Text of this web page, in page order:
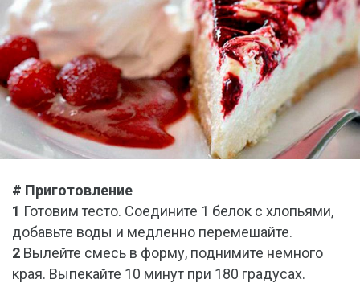
# Приготовление
1 Готовим тесто. Соедините 1 белок с хлопьями,
добавьте воды и медленно перемешайте.
2 Вылейте смесь в форму, поднимите немного
края. Выпекайте 10 минут при 180 градусах.